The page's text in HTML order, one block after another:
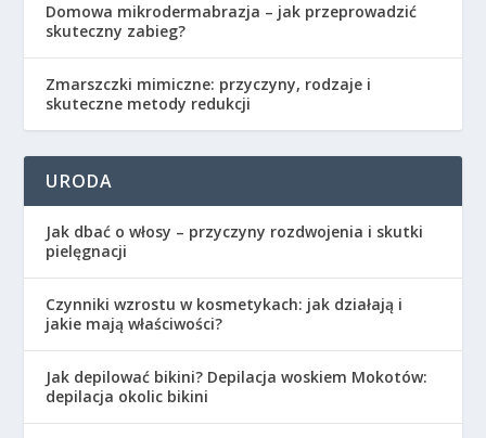
Domowa mikrodermabrazja – jak przeprowadzić
skuteczny zabieg?
Zmarszczki mimiczne: przyczyny, rodzaje i
skuteczne metody redukcji
URODA
Jak dbać o włosy – przyczyny rozdwojenia i skutki
pielęgnacji
Czynniki wzrostu w kosmetykach: jak działają i
jakie mają właściwości?
Jak depilować bikini? Depilacja woskiem Mokotów:
depilacja okolic bikini